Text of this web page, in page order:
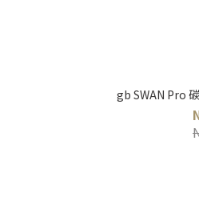
gb SWAN Pro